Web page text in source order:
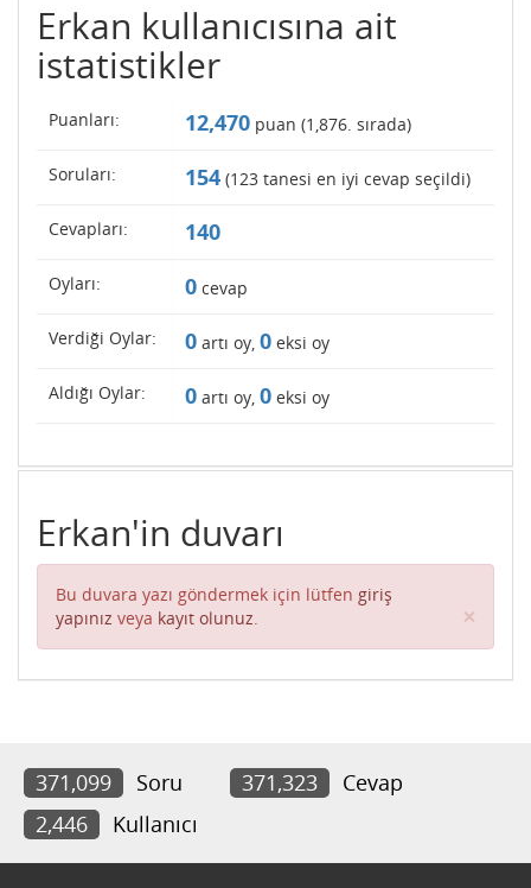
Erkan kullanıcısına ait
istatistikler
Puanları: 12,470 puan (1,876. sırada)
Soruları: 154 (123 tanesi en iyi cevap seçildi)
Cevapları: 140
Oyları: 0 cevap
Verdiği Oylar: 0 artı oy, 0 eksi oy
Aldığı Oylar: 0 artı oy, 0 eksi oy
Erkan'in duvarı
Bu duvara yazı göndermek için lütfen giriş
yapınız veya kayıt olunuz. ×
371,099 Soru 371,323
Cevap
2,446
Kullanıcı